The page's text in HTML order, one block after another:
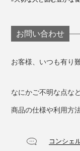
お問い合わせ
お客様、いつも有り
なにかご不明な点な
商品の仕様や利用方
コンシェ